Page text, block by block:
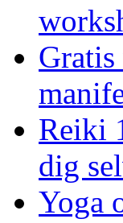
Reiki
dig
Yoga